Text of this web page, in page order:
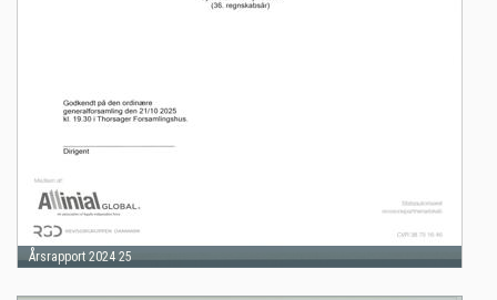
Årsrapport 2024 25